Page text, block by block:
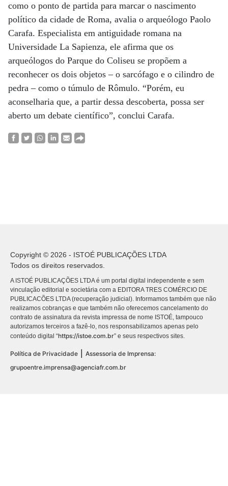
como o ponto de partida para marcar o nascimento
político da cidade de Roma, avalia o arqueólogo Paolo
Carafa. Especialista em antiguidade romana na
Universidade La Sapienza, ele afirma que os
arqueólogos do Parque do Coliseu se propõem a
reconhecer os dois objetos – o sarcófago e o cilindro de
pedra – como o túmulo de Rômulo. “Porém, eu
aconselharia que, a partir dessa descoberta, possa ser
aberto um debate científico”, conclui Carafa.
Copyright © 2026 - ISTOÉ PUBLICAÇÕES LTDA
Todos os direitos reservados.
A ISTOÉ PUBLICAÇÕES LTDA é um portal digital independente e sem
vinculação editorial e societária com a EDITORA TRES COMÉRCIO DE
PUBLICACÕES LTDA (recuperação judicial). Informamos também que não
realizamos cobranças e que também não oferecemos cancelamento do
contrato de assinatura da revista impressa de nome ISTOÉ, tampouco
autorizamos terceiros a fazê-lo, nos responsabilizamos apenas pelo
conteúdo digital “https://istoe.com.br” e seus respectivos sites.
Política de Privacidade
Assessoria de Imprensa:
grupoentre.imprensa@agenciafr.com.br